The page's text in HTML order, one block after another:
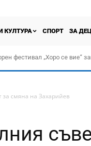
КУЛТУРА СПОРТ ЗА
фестивал „Хоро се вие“
смяна на Захарийев